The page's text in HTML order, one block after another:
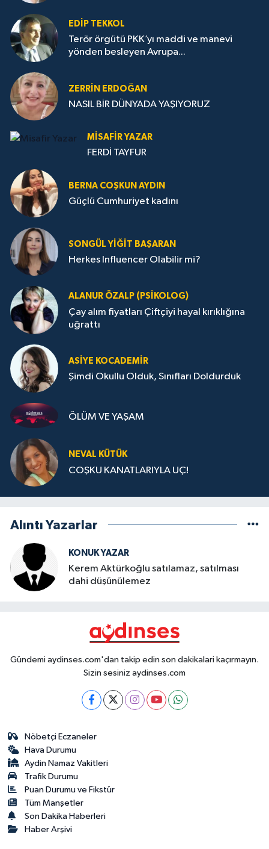
EDIP TEKKOL
Terör örgütü PKK’yı maddi ve manevi
yönden besleyen Avrupa...
ZERRIN ERDOĞAN
NASIL BİR DÜNYADA YAŞIYORUZ
MISAFIR YAZAR
FERDİ TAYFUR
BERNA COŞKUN AYDIN
Güçlü Cumhuriyet kadını
SONGÜL YIĞIT BAŞARAN
Herkes Influencer Olabilir mi?
ALANUR ÖZALP (PSIKOLOG)
Çay alım fiyatları Çiftçiyi hayal kırıklığına
uğrattı
ASIYE KOCADEMİR
Şimdi Okullu Olduk, Sınıfları Doldurduk
ÖLÜM VE YAŞAM
NEVAL KÜTÜK
COŞKU KANATLARIYLA UÇ!
Alıntı Yazarlar
KONUK YAZAR
Kerem Aktürkoğlu satılamaz, satılması
dahi düşünülemez
Gündemi aydinses.com'dan takip edin son dakikalari kaçırmayın.
Sizin sesiniz aydinses.com
Nöbetçi Eczaneler
Hava Durumu
Aydin Namaz Vakitleri
Trafik Durumu
Puan Durumu ve Fikstür
Tüm Manşetler
Son Dakika Haberleri
Haber Arşivi